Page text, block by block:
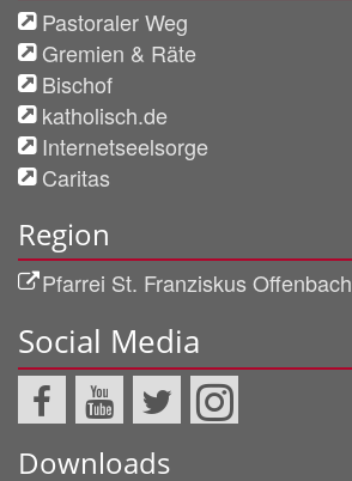
Pastoraler Weg
Gremien & Räte
Bischof
katholisch.de
Internetseelsorge
Caritas
Region
Pfarrei St. Franziskus Offenbach
Social Media
Downloads